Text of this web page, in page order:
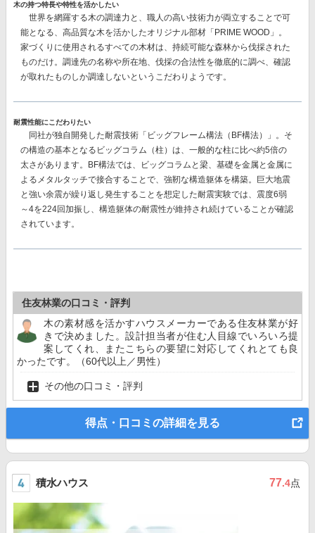
木の持つ特長や特性を活かしたい
世界を網羅する木の調達力と、職人の高い技術力が両立することで可
能となる、高品質な木を活かしたオリジナル部材 「PRIME WOOD」。
家づくりに使用されるすべての木材は、持続可能な森林から伐採された
ものだけ。調達先の名称や所在地、伐採の合法性を徹底的に調べ、確認
が取れたものしか調達しないというこだわりようです。
耐震性能にこだわりたい
同社が独自開発した耐震技術 「ビッグフレーム構法（BF構法）」。 そ
の構造の基本となるビッグコラム（柱）は、一般的な柱に比べ約5倍の
太さがあります。BF構法では、ビッグコラムと梁、基礎を金属と金属に
よるメタルタッチで接合することで、強靭な構造躯体を構築。巨大地震
と強い余震が繰り返し発生することを想定した耐震実験では、 震度6弱
～4を224回加振し、構造躯体の耐震性が維持され続けていることが確認
されています。
住友林業の口コミ・評判
木の素材感を活かすハウスメーカーである住友林業が好
きで決めました。設計担当者が住む人目線でいろいろ提
案してくれ、またこちらの要望に対応してくれとても良
かったです。（60代以上／男性）
その他の口コミ・評判
得点・口コミの詳細を見る
積水ハウス 77.4点